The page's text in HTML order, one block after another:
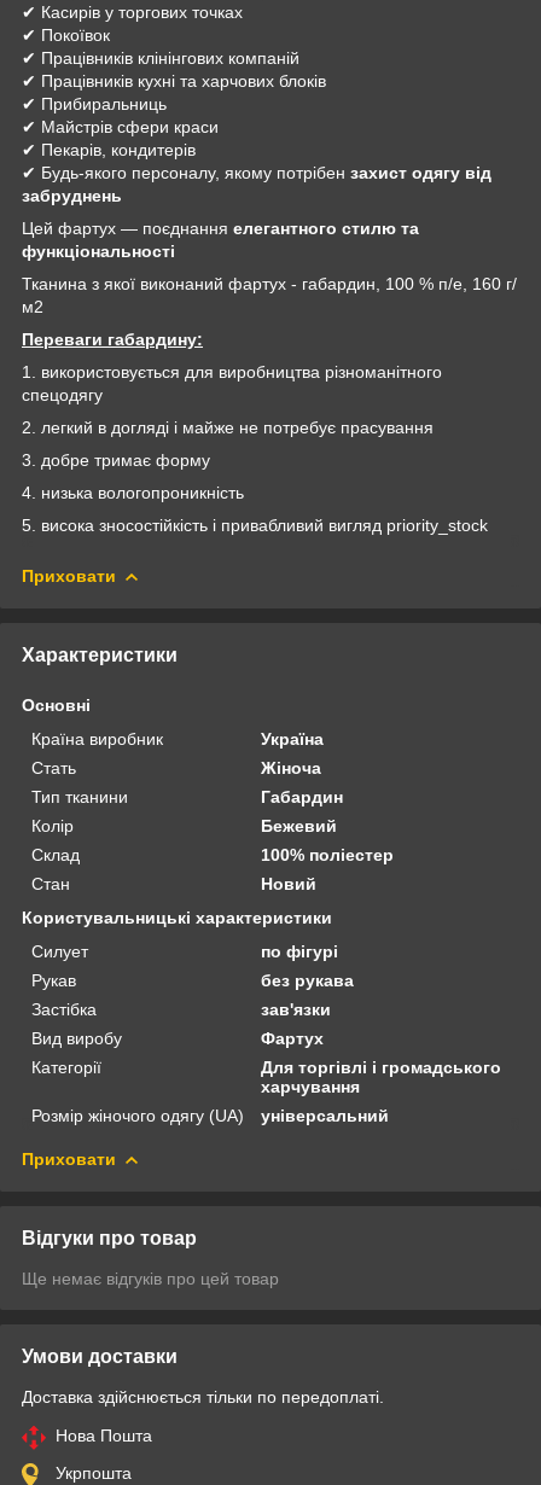
✔ Касирів у торгових точках
✔ Покоївок
✔ Працівників клінінгових компаній
✔ Працівників кухні та харчових блоків
✔ Прибиральниць
✔ Майстрів сфери краси
✔ Пекарів, кондитерів
✔ Будь-якого персоналу, якому потрібен захист одягу від
забруднень
Цей фартух — поєднання елегантного стилю та
функціональності
Тканина з якої виконаний фартух - габардин, 100 % п/е, 160 г/
м2
Переваги габардину:
1. використовується для виробництва різноманітного
спецодягу
2. легкий в догляді і майже не потребує прасування
3. добре тримає форму
4. низька вологопроникність
5. висока зносостійкість і привабливий вигляд priority_stock
Приховати
Характеристики
Основні
Країна виробник
Україна
Стать
Жіноча
Тип тканини
Габардин
Колір
Бежевий
Склад
100% поліестер
Стан
Новий
Користувальницькі характеристики
Силует
по фігурі
Рукав
без рукава
Застібка
зав'язки
Вид виробу
Фартух
Категорії
Для торгівлі і громадського
харчування
Розмір жіночого одягу (UA)
універсальний
Приховати
Відгуки про товар
Ще немає відгуків про цей товар
Умови доставки
Доставка здійснюється тільки по передоплаті.
Нова Пошта
Укрпошта